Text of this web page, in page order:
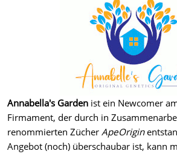
Annabella's Garden ist ein Newcomer
Firmament, der durch in
renommierten Zücher ApeOrigin
Angebot (noch) überschaubar ist, kann